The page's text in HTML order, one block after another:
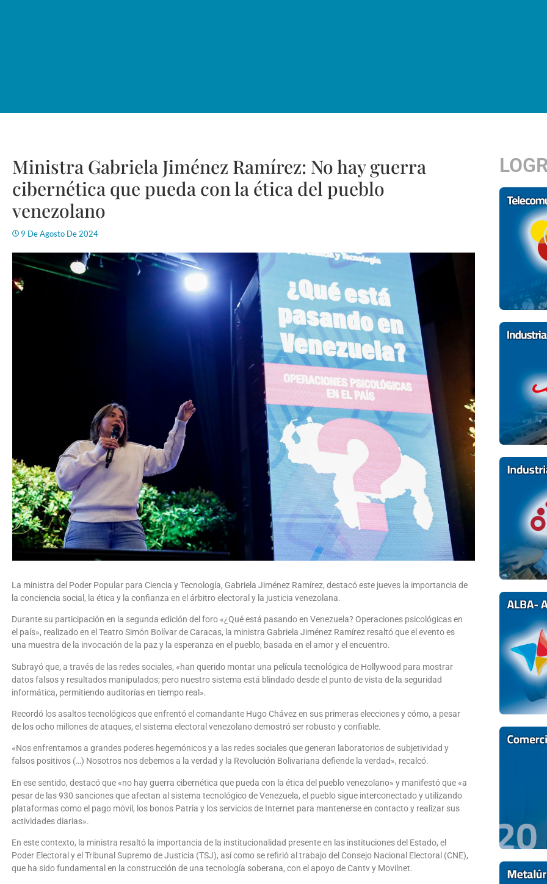
Ministra Gabriela Jiménez Ramírez: No hay guerra
cibernética que pueda con la ética del pueblo
venezolano
9 De Agosto De 2024
La ministra del Poder Popular para Ciencia y Tecnología, Gabriela Jiménez Ramírez, destacó este jueves la importancia de
la conciencia social, la ética y la confianza en el árbitro electoral y la justicia venezolana.
Durante su participación en la segunda edición del foro «¿Qué está pasando en Venezuela? Operaciones psicológicas en
el país», realizado en el Teatro Simón Bolívar de Caracas, la ministra Gabriela Jiménez Ramírez resaltó que el evento es
una muestra de la invocación de la paz y la esperanza en el pueblo, basada en el amor y el encuentro.
Subrayó que, a través de las redes sociales, «han querido montar una película tecnológica de Hollywood para mostrar
datos falsos y resultados manipulados; pero nuestro sistema está blindado desde el punto de vista de la seguridad
informática, permitiendo auditorías en tiempo real».
Recordó los asaltos tecnológicos que enfrentó el comandante Hugo Chávez en sus primeras elecciones y cómo, a pesar
de los ocho millones de ataques, el sistema electoral venezolano demostró ser robusto y confiable.
«Nos enfrentamos a grandes poderes hegemónicos y a las redes sociales que generan laboratorios de subjetividad y
falsos positivos (…) Nosotros nos debemos a la verdad y la Revolución Bolivariana defiende la verdad», recalcó.
En ese sentido, destacó que «no hay guerra cibernética que pueda con la ética del pueblo venezolano» y manifestó que «a
pesar de las 930 sanciones que afectan al sistema tecnológico de Venezuela, el pueblo sigue interconectado y utilizando
plataformas como el pago móvil, los bonos Patria y los servicios de Internet para mantenerse en contacto y realizar sus
actividades diarias».
En este contexto, la ministra resaltó la importancia de la institucionalidad presente en las instituciones del Estado, el
Poder Electoral y el Tribunal Supremo de Justicia (TSJ), así como se refirió al trabajo del Consejo Nacional Electoral (CNE),
que ha sido fundamental en la construcción de una tecnología soberana, con el apoyo de Cantv y Movilnet.